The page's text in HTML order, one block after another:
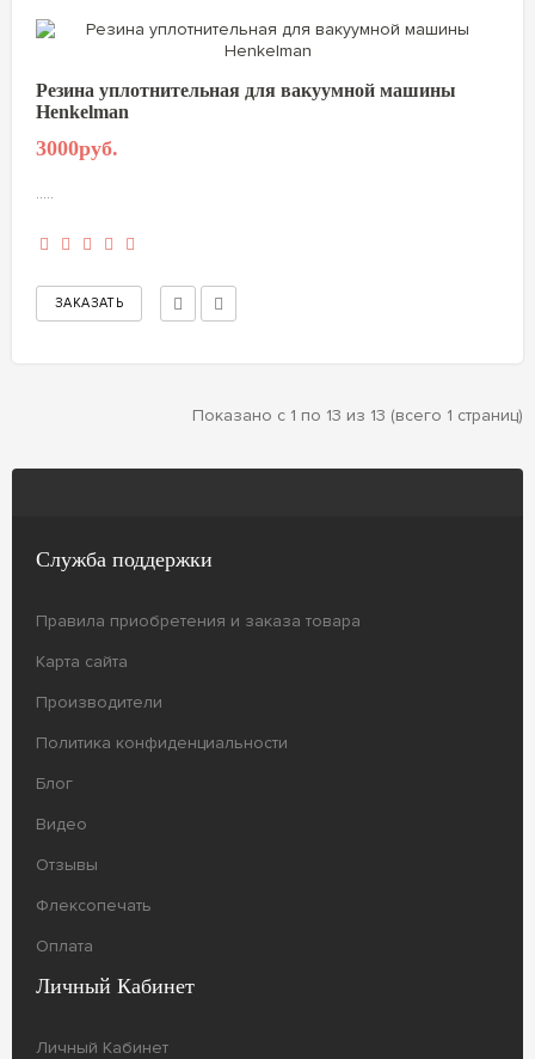
Резина уплотнительная для вакуумной машины
Henkelman
3000руб.
.....
Показано с 1 по 13 из 13 (всего 1 страниц)
Служба поддержки
Правила приобретения и заказа товара
Карта сайта
Производители
Политика конфиденциальности
Блог
Видео
Отзывы
Флексопечать
Оплата
Личный Кабинет
Личный Кабинет